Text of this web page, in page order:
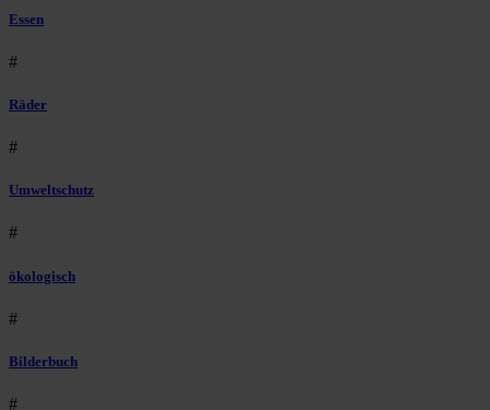
Essen
#
Räder
#
Umweltschutz
#
ökologisch
#
Bilderbuch
#